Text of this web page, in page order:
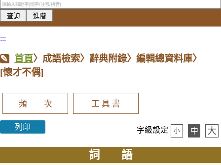
:::
首頁〉成語檢索〉辭典附錄〉編輯總資料庫〉
[懷才不偶]
頻 次 工 具 書
列印 字級設定 小 中 大
詞 語